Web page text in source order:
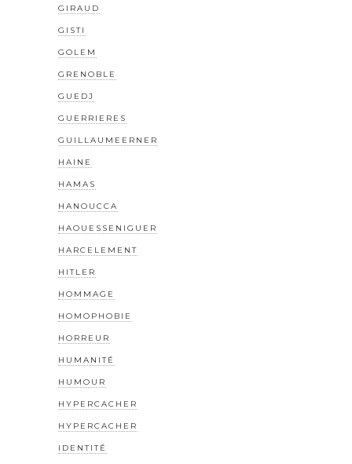
GIRAUD
GISTI
GOLEM
GRENOBLE
GUEDJ
GUERRIERES
GUILLAUMEERNER
HAINE
HAMAS
HANOUCCA
HAOUESSENIGUER
HARCELEMENT
HITLER
HOMMAGE
HOMOPHOBIE
HORREUR
HUMANITÉ
HUMOUR
HYPERCACHER
HYPERCACHER
IDENTITÉ